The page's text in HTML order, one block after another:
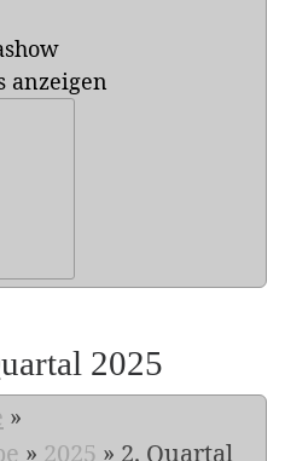
anzeigen
2025
»
» 2025 » 2. Quartal